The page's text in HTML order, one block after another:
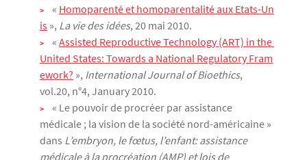
« Homoparenté et homoparentalité aux Etats-Un
is », La vie des idées, 20 mai 2010.
« Assisted Reproductive Technology (ART) in the
United States: Towards a National Regulatory Fram
ework? », International Journal of Bioethics,
vol.20, n°4, January 2010.
« Le pouvoir de procréer par assistance
médicale ; la vision de la société nord-américaine »
dans L’embryon, le fœtus, l’enfant: assistance
médicale à la procréation (AMP) et lois de